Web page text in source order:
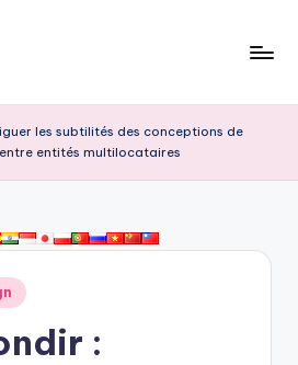
les subtilités des conceptions de
entités multilocataires
: